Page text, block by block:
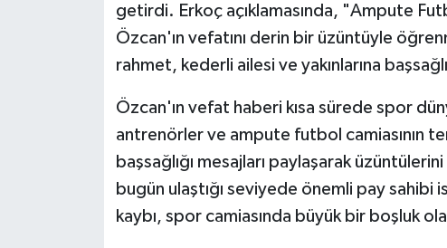
getirdi. Erkoç açıklamasında, "Ampute
Özcan'ın vefatını derin bir üzüntüyle
rahmet, kederli ailesi ve yakınlarına
Özcan'ın vefat haberi kısa sürede spor
antrenörler ve ampute futbol camiasının
başsağlığı mesajları paylaşarak
bugün ulaştığı seviyede önemli pay
kaybı, spor camiasında büyük bir boşluk